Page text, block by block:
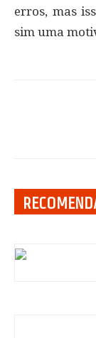
erros, mas
sim uma